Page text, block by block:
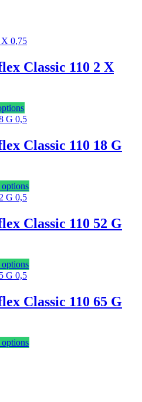
Classic 110 2 X
Classic 110 18 G
options
Classic 110 52 G
options
Classic 110 65 G
options